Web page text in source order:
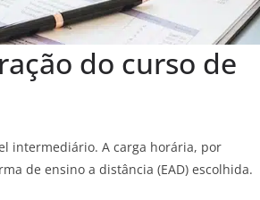
do curso de
intermediário. A carga horária, por
de ensino a distância (EAD) escolhida.